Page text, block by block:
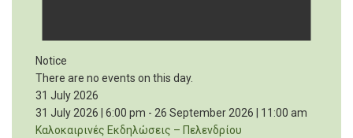
Notice
There are no events on this day.
31 July 2026
31 July 2026 | 6:00 pm - 26 September 2026 | 11:00 am
Καλοκαιρινές Εκδηλώσεις – Πελενδρίου